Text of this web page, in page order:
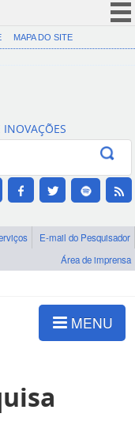
(COVID-19)
Canais
MAPA DO SITE
E-mail do Pesquisador
Área de imprensa
MENU